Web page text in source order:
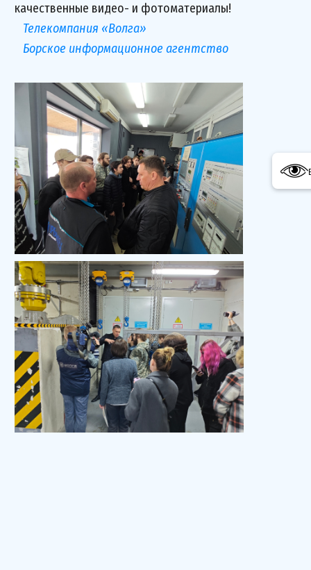
качественные видео- и фотоматериалы!
Телекомпания «Волга»
Борское информационное агентство